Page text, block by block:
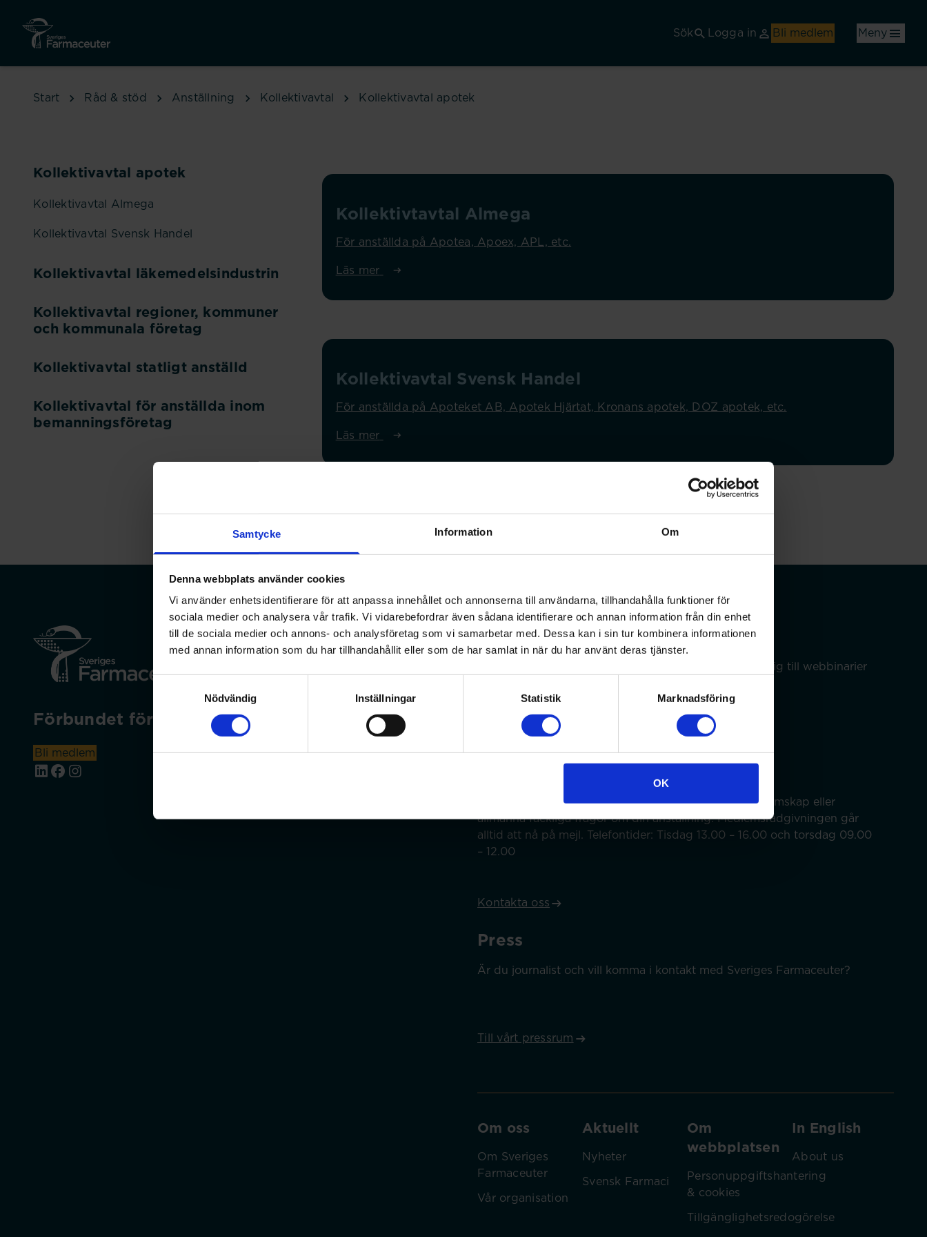
Samtycke Information Om
Denna webbplats använder cookies
Vi använder enhetsidentifierare för att anpassa innehållet och annonserna till användarna, tillhandahålla funktioner för
sociala medier och analysera vår trafik. Vi vidarebefordrar även sådana identifierare och annan information från din enhet
till de sociala medier och annons- och analysföretag som vi samarbetar med. Dessa kan i sin tur kombinera informationen
med annan information som du har tillhandahållit eller som de har samlat in när du har använt deras tjänster.
Samtyckesval
Nödvändig
Inställningar Statistik Marknadsföring
OK
Sök
Logga in Bli medlem Meny
Start Råd & stöd Anställning Kollektivavtal Kollektivavtal apotek
Kollektivavtal apotek
Kollektivavtal Almega
Kollektivavtal Svensk Handel
Kollektivavtal läkemedelsindustrin
Kollektivavtal regioner, kommuner
och kommunala företag
Kollektivavtal statligt anställd
Kollektivavtal för anställda inom
bemanningsföretag
Kollektivtavtal Almega
För anställda på Apotea, Apoex, APL, etc.
Läs mer
Kollektivavtal Svensk Handel
För anställda på Apoteket AB, Apotek Hjärtat, Kronans apotek, DOZ apotek, etc.
Läs mer
Förbundet för apotekare och receptarier.
Bli medlem
Min sida
På min sida kan du ändra dina uppgifter och anmäla dig till webbinarier
Min sida
Välkommen att kontakta oss med frågor om ditt medlemskap eller
allmänna fackliga frågor om din anställning. Medlemsrådgivningen går
alltid att nå på mejl. Telefontider: Tisdag 13.00 – 16.00 och torsdag 09.00
– 12.00
Kontakta oss
Press
Är du journalist och vill komma i kontakt med Sveriges Farmaceuter?
Till vårt pressrum
Om oss
Om Sveriges
Farmaceuter
Vår organisation
Aktuellt
Nyheter
Svensk Farmaci
Om
webbplatsen
Personuppgiftshantering
& cookies
Tillgänglighetsredogörelse
In English
About us